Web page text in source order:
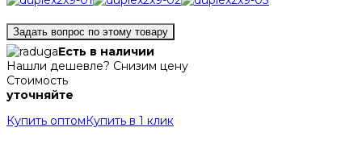
Задать вопрос по этому товару
Есть в наличии
Нашли дешевле? Снизим цену
Стоимость
уточняйте
Купить оптом Купить в 1 клик